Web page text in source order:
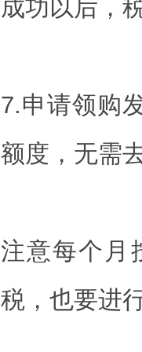
成功以后，
7.申请领购
额度，无需
注意每个月
税，也要进